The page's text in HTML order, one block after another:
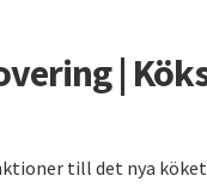
|
till det nya köket